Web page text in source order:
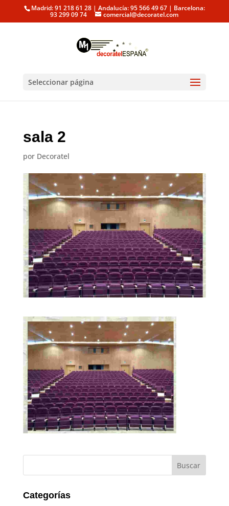
Madrid: 91 218 61 28 | Andalucía: 95 566 49 67 | Barcelona:
93 299 09 74 comercial@decoratel.com
Seleccionar página
sala 2
por Decoratel
Categorías